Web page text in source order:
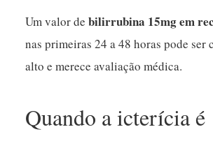
Um valor debilirrubina 15mg em
nas primeiras 24 a 48 horas pode ser
alto e merece avaliação médica.
Quando a icterícia é